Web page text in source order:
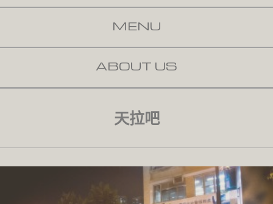
MENU
SKIP TO CONTENT
ABOUT US
天拉吧